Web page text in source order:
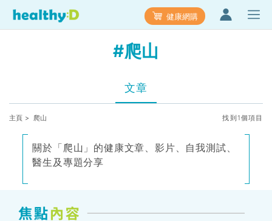
健康網購
#爬山
文章
主頁 > 爬山 找到1個項目
關於「爬山」的健康文章、影片、自我測試、
醫生及專題分享